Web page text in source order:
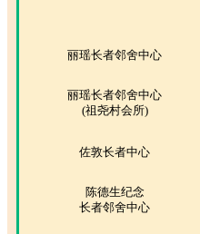
丽瑶长者邻舍中心
丽瑶长者邻舍中心
(祖尧村会所)
佐敦长者中心
陈德生纪念
长者邻舍中心